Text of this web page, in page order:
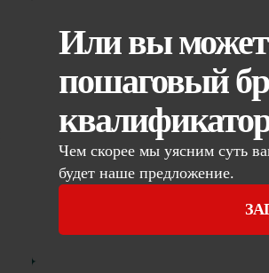
Или вы
пошаговый
Чем скорее мы уясним суть
будет наше предложение.